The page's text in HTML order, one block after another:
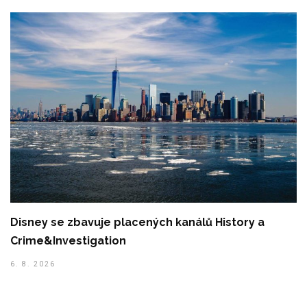
Disney se zbavuje placených kanálů History a
Crime&Investigation
6. 8. 2026